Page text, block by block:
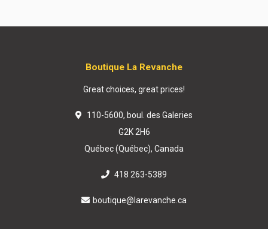
Boutique La Revanche
Great choices, great prices!
110-5600, boul. des Galeries
G2K 2H6
Québec (Québec), Canada
418 263-5389
boutique@larevanche.ca